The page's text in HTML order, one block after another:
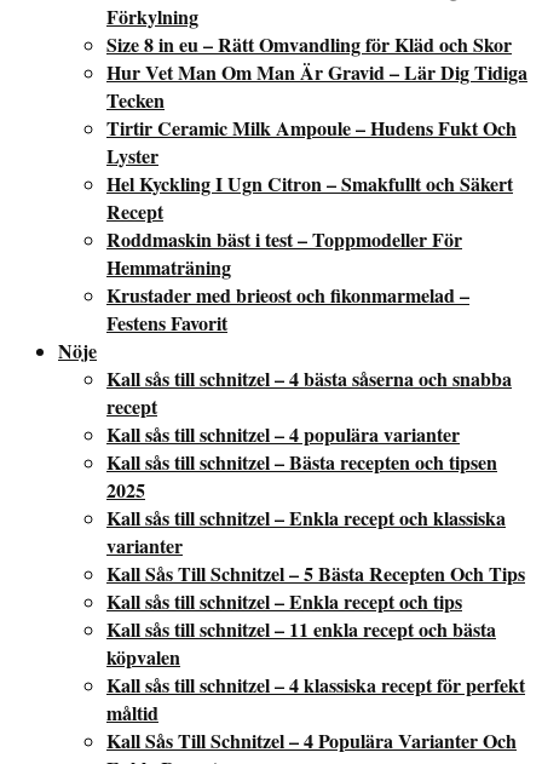
Förkylning
Size 8 in eu – Rätt Omvandling för Kläd och Skor
Hur Vet Man Om Man Är Gravid – Lär Dig Tidiga
Tecken
Tirtir Ceramic Milk Ampoule – Hudens Fukt Och
Lyster
Hel Kyckling I Ugn Citron – Smakfullt och Säkert
Recept
Roddmaskin bäst i test – Toppmodeller För
Hemmaträning
Krustader med brieost och fikonmarmelad –
Festens Favorit
Nöje
Kall sås till schnitzel – 4 bästa såserna och snabba
recept
Kall sås till schnitzel – 4 populära varianter
Kall sås till schnitzel – Bästa recepten och tipsen
2025
Kall sås till schnitzel – Enkla recept och klassiska
varianter
Kall Sås Till Schnitzel – 5 Bästa Recepten Och Tips
Kall sås till schnitzel – Enkla recept och tips
Kall sås till schnitzel – 11 enkla recept och bästa
köpvalen
Kall sås till schnitzel – 4 klassiska recept för perfekt
måltid
Kall Sås Till Schnitzel – 4 Populära Varianter Och